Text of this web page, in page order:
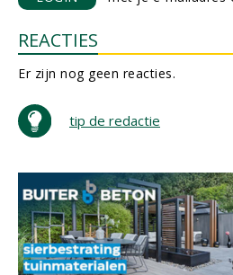
REACTIES
Er zijn nog geen reacties.
tip de redactie